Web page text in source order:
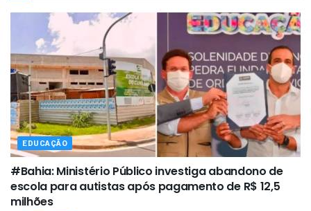
EDUCAÇÃO
#Bahia: Ministério Público investiga abandono de
escola para autistas após pagamento de R$ 12,5
milhões